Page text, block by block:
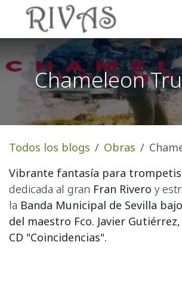
Ir al contenido
Chameleon
Todos los blogs Obras
Vibrante fantasía para
dedicada al gran Fran Rivero y
la Banda Municipal de Sevilla
del maestro Fco. Javier
CD "Coincidencias".